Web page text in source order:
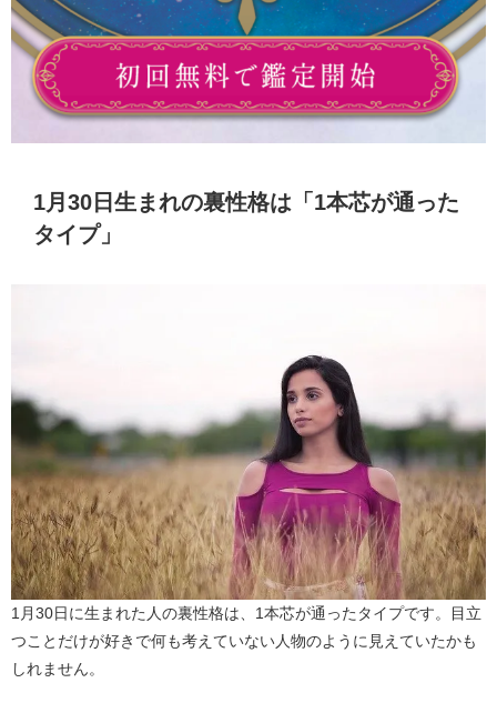
1月30日生まれの裏性格は「1本芯が通った
タイプ」
1月30日に生まれた人の裏性格は、1本芯が通ったタイプです。目立
つことだけが好きで何も考えていない人物のように見えていたかも
しれません。